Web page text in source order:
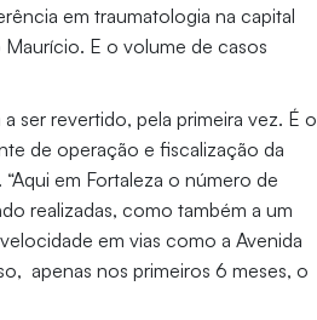
em traumatologia na capital
E o volume de casos
ser revertido, pela primeira vez. É o
de operação e fiscalização da
em Fortaleza o número de
realizadas, como também a um
em vias como a Avenida
apenas nos primeiros 6 meses, o